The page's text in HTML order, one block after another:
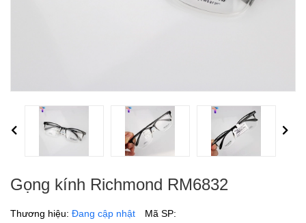
Previous Next
Gọng kính Richmond RM6832
Thương hiệu: Đang cập nhật Mã SP: